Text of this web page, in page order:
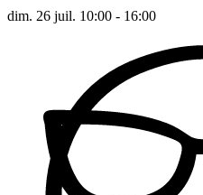
dim. 26 juil. 10:00 - 16:00